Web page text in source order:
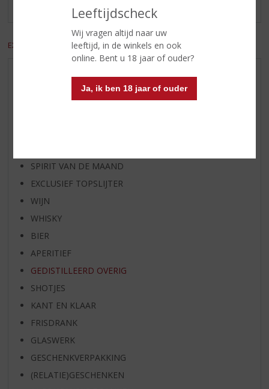
Leeftijdscheck
Wij vragen altijd naar uw
leeftijd, in de winkels en ook
online. Bent u 18 jaar of ouder?
Ja, ik ben 18 jaar of ouder
EXCL. BTW INCL. BTW
AANBIEDINGEN
WIJN VAN DE MAAND
SPIRIT VAN DE MAAND
EXCLUSIEF TOPSLIJTER
WIJN
WHISKY
BIER
APERITIEF
GEDISTILLEERD OVERIG
SHOTJES
KANT EN KLAAR
FRISDRANK
GLASWERK
GESCHENKVERPAKKING
(RELATIE)GESCHENKEN